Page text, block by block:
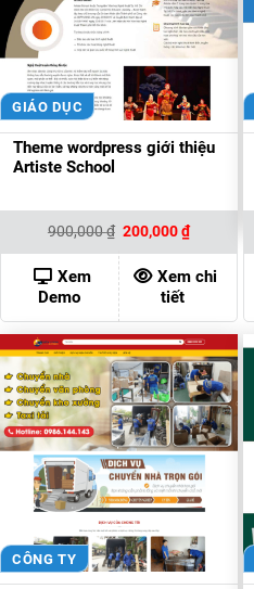
GIÁO DỤC
Theme wordpress giới thiệu
Artiste School
900,000₫ Giá
là:
900,000 ₫.
200,000₫Giá
hiện
tại
là:
200,000 ₫.
Xem
Demo
Xem chi
tiết
CÔNG TY